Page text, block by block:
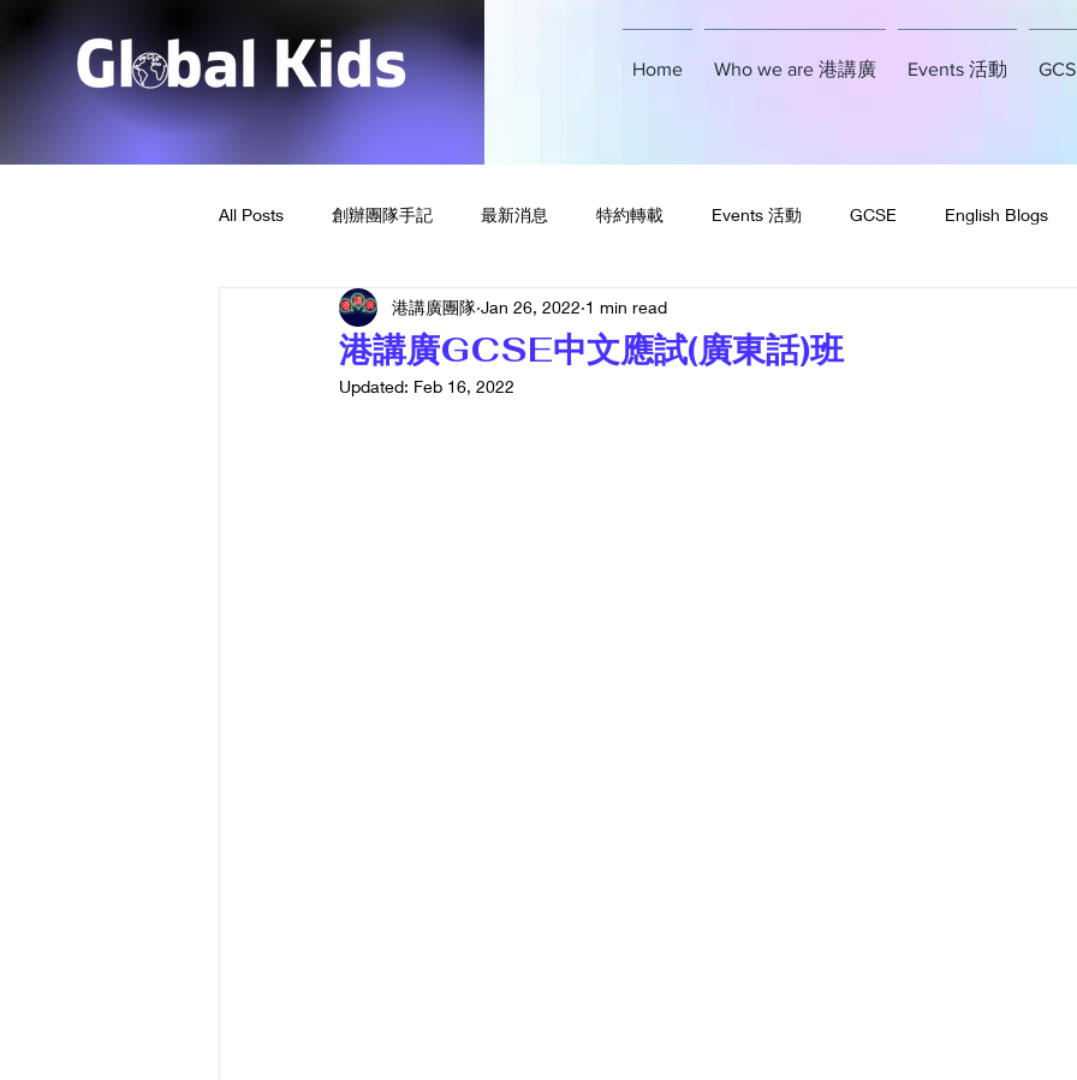
Home Who we are 港講廣 Events 活動
All Posts 創辦團隊手記 最新消息 特約轉載 Events 活動 GCSE English Blogs
港講廣GCSE中文應試(廣東話)班
港講廣團隊 Jan 26, 2022 1 min read
Updated: Feb 16, 2022